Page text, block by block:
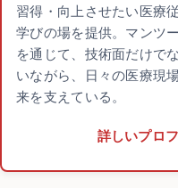
習得・向上させたい医療
学びの場を提供。マンツ
を通じて、技術面だけで
いながら、日々の医療現
来を支えている。
詳しいプロ